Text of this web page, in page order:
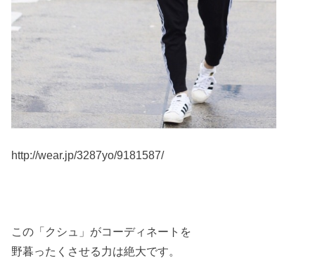
http://wear.jp/3287yo/9181587/
この「クシュ」がコーディネートを
野暮ったくさせる力は絶大です。